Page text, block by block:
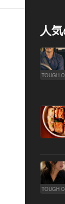
人
TOUGH
TOUGH